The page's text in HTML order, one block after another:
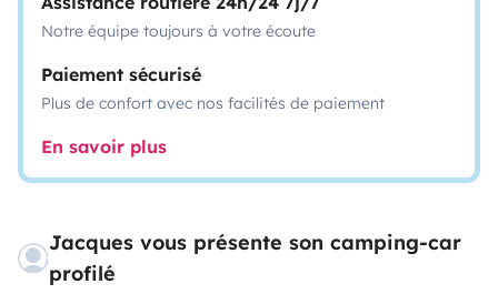
Notre équipe toujours à votre écoute
Paiement sécurisé
Plus de confort avec nos facilités de paiement
En savoir plus
Jacques vous présente son camping-car
profilé